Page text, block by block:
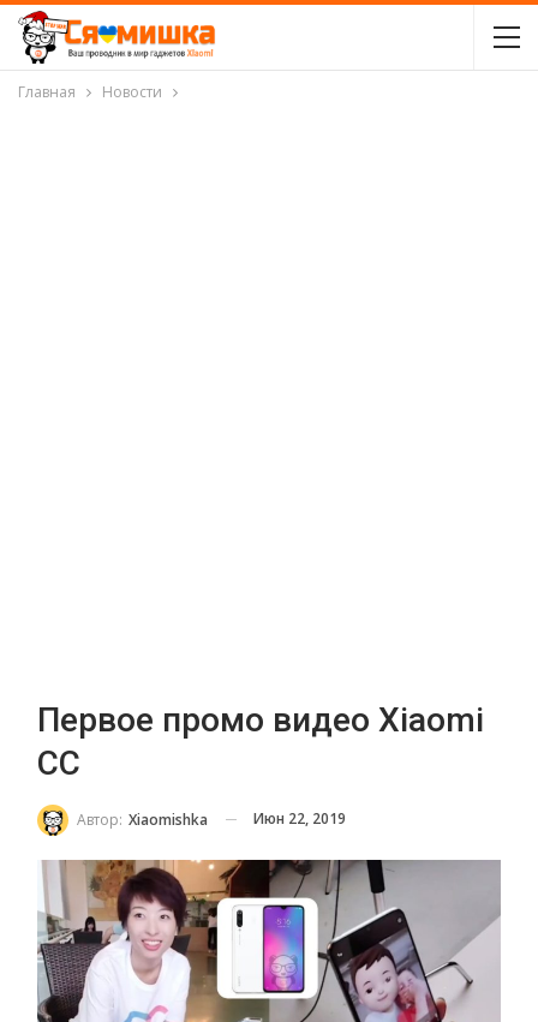
Главная Новости
Первое промо видео Xiaomi
CC
Автор: Xiaomishka Июн 22, 2019